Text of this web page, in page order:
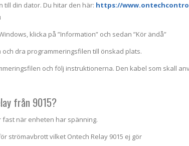
till din dator. Du hitar den här: https://
klicka på ”Information” och sedan ”Kör ändå”
dra programmeringsfilen till önskad plats.
och följ instruktionerna. Den kabel som skall
från 9015?
fast när enheten har spänning.
strömavbrott vilket Ontech Relay 9015 ej gör